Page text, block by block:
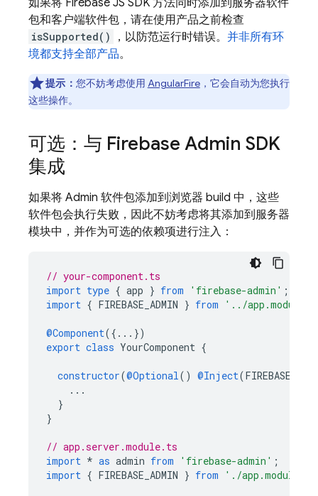
如果将 Firebase JS SDK 方法同时添加到服务器软件
包和客户端软件包，请在使用产品之前检查
isSupported() ，以防范运行时错误。 并非所有环
境都支持全部产品。
提示： 您不妨考虑使用 AngularFire，它会自动为您执行
这些操作。
可选：与 Firebase Admin SDK
集成
如果将 Admin 软件包添加到浏览器 build 中，这些
软件包会执行失败，因此不妨考虑将其添加到服务器
模块中，并作为可选的依赖项进行注入：
// your-component.ts
import type { app } from 'firebase-admin' ;
import { FIREBASE_ADMIN } from '../app.module'
@Component({...})
export class YourComponent {
constructor(@Optional() @Inject(
...
}
}
// app.server.module.ts
import * as admin from 'firebase-admin' ;
import { FIREBASE_ADMIN } from './app.module'